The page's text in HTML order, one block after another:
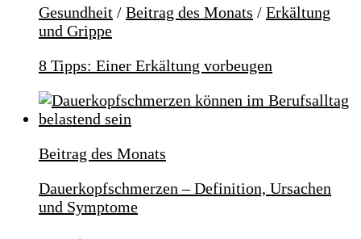
Gesundheit / Beitrag des Monats / Erkältung
und Grippe
8 Tipps: Einer Erkältung vorbeugen
Beitrag des Monats
Dauerkopfschmerzen – Definition, Ursachen
und Symptome